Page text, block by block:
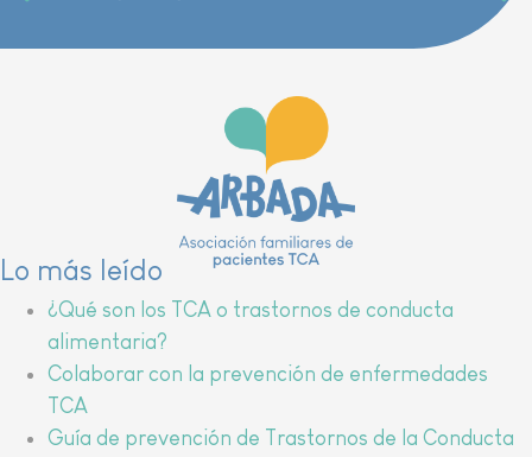
Lo más leído
¿Qué son los TCA o trastornos de conducta
alimentaria?
Colaborar con la prevención de enfermedades
TCA
Guía de prevención de Trastornos de la Conducta